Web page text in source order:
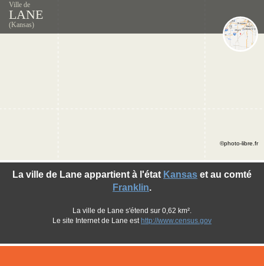
Ville de
LANE
(Kansas)
La ville de Lane appartient à l'état Kansas et au comté
Franklin.
La ville de Lane s'étend sur 0,62 km².
Le site Internet de Lane est http://www.census.gov
©photo-libre.fr